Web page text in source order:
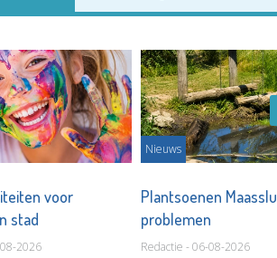
voor
stad
2026
Nieuws
Plantsoenen
problemen
Redactie - 06-08-2026